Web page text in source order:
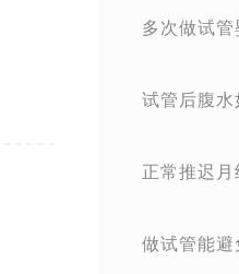
多次做试
试管后腹水
正常推迟
做试管能